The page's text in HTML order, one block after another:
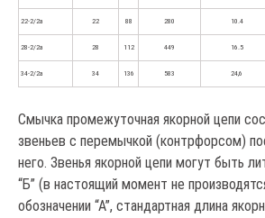
22-2/2а 22 88 280 10.4
28-2/2а 28 112 449 16.5
34-2/2а 34 136 583 24,6
Смычка промежуточная якорной цепи
звеньев с перемычкой (контрфорсом)
него. Звенья якорной цепи могут быть
“Б” (в настоящий момент не
обозначении “А”, стандартная длина